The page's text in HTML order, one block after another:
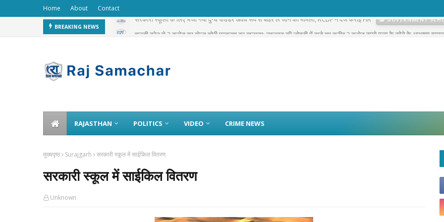
Home About Contact
BREAKING NEWS चलती ट्रेन से 3 करोड़ का गोल्ड चोरी प्रकरण का खुलासा: नवलगढ़ की जोहड़ी में गाड़े गए करीब 2 करोड़ रुपये मूल्य के सोने के आभूषण
RAJASTHAN POLITICS VIDEO CRIME NEWS
मुख्यपृष्ठ Surajgarh सरकारी स्कूल में साईकिल वितरण
सरकारी स्कूल में साईकिल वितरण
Unknown